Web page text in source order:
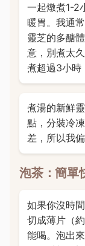
一起燉煮1-2
暖胃。我通
靈芝的多醣
意，別煮太
煮超過3小時
煮湯的新鮮
點，分裝冷
差，所以我
泡茶：簡單
如果你沒時
切成薄片（
能喝。泡出